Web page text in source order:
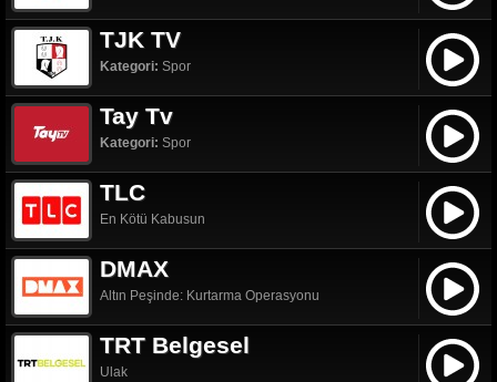
TJK TV
Kategori: Spor
Tay Tv
Kategori: Spor
TLC
En Kötü Kabusun
DMAX
Altın Peşinde: Kurtarma Operasyonu
TRT Belgesel
Ulak